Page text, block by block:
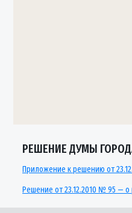
РЕШЕНИЕ ДУМЫ
Приложение к решению от
Решение от 23.12.2010 № 95 —